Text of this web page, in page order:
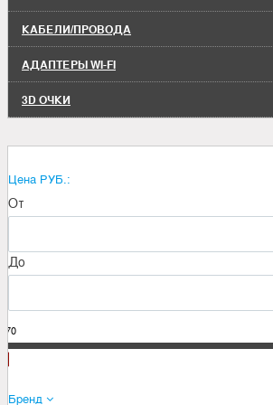
КАБЕЛИ/ПРОВОДА
АДАПТЕРЫ WI-FI
3D ОЧКИ
Цена РУБ.:
От
До
170
Бренд